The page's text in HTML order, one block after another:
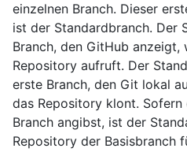
einzelnen Branch. Dieser
ist der Standardbranch. Der
Branch, den GitHub anzeigt,
Repository aufruft. Der
erste Branch, den Git lokal
das Repository klont. Sofern
Branch angibst, ist der
Repository der Basisbranch